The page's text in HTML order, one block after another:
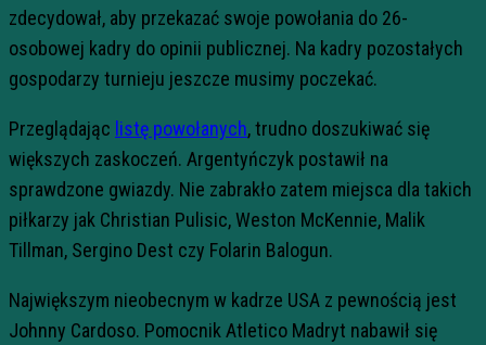
zdecydował, aby przekazać swoje powołania do 26-
osobowej kadry do opinii publicznej. Na kadry pozostałych
gospodarzy turnieju jeszcze musimy poczekać.
Przeglądając listę powołanych, trudno doszukiwać się
większych zaskoczeń. Argentyńczyk postawił na
sprawdzone gwiazdy. Nie zabrakło zatem miejsca dla takich
piłkarzy jak Christian Pulisic, Weston McKennie, Malik
Tillman, Sergino Dest czy Folarin Balogun.
Największym nieobecnym w kadrze USA z pewnością jest
Johnny Cardoso. Pomocnik Atletico Madryt nabawił się